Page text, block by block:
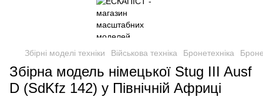
Збірні моделі техніки Військова техніка Бронетехніка
Збірна модель німецької Stug III Ausf
D (SdKfz 142) у Північній Африці